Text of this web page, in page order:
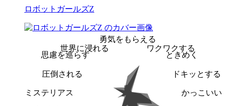
ロボットガールズZ
勇気をもらえる
ワクワクする
ときめく
ドキッとする
かっこいい
ミステリアス
圧倒される
思慮を巡らす
世界に浸れる